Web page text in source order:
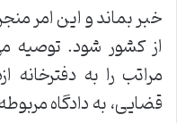
خبر بماند و این امر
از کشور شود. توصیه
مراتب را به
قضایی، به دادگاه